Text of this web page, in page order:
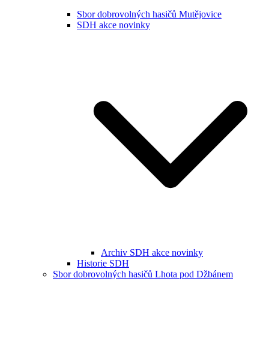
Sbor dobrovolných hasičů Mutějovice
SDH akce novinky
Archiv SDH akce novinky
Historie SDH
Sbor dobrovolných hasičů Lhota pod Džbánem